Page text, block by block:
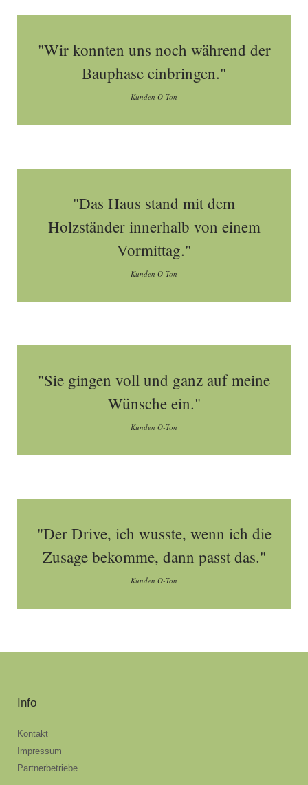
"Wir konnten uns noch während der
Bauphase einbringen."
Kunden O-Ton
"Das Haus stand mit dem
Holzständer innerhalb von einem
Vormittag."
Kunden O-Ton
"Sie gingen voll und ganz auf meine
Wünsche ein."
Kunden O-Ton
"Der Drive, ich wusste, wenn ich die
Zusage bekomme, dann passt das."
Kunden O-Ton
Info
Kontakt
Impressum
Partnerbetriebe